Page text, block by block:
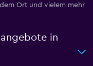
Ort und vielem mehr
in